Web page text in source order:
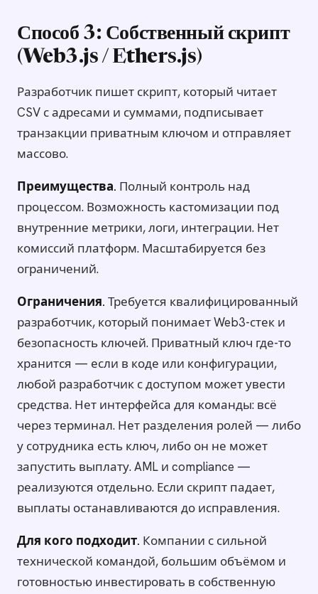
Способ 3: Собственный скрипт
(Web3.js / Ethers.js)
Разработчик пишет скрипт, который читает
CSV с адресами и суммами, подписывает
транзакции приватным ключом и отправляет
массово.
Преимущества. Полный контроль над
процессом. Возможность кастомизации под
внутренние метрики, логи, интеграции. Нет
комиссий платформ. Масштабируется без
ограничений.
Ограничения. Требуется квалифицированный
разработчик, который понимает Web3-стек и
безопасность ключей. Приватный ключ где-то
хранится — если в коде или конфигурации,
любой разработчик с доступом может увести
средства. Нет интерфейса для команды: всё
через терминал. Нет разделения ролей — либо
у сотрудника есть ключ, либо он не может
запустить выплату. AML и compliance —
реализуются отдельно. Если скрипт падает,
выплаты останавливаются до исправления.
Для кого подходит. Компании с сильной
технической командой, большим объёмом и
готовностью инвестировать в собственную